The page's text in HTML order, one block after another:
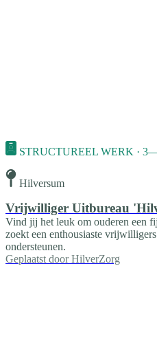
STRUCTUREEL WERK ·
Hilversum
Vrijwilliger Uitbureau
Vind jij het leuk om ouderen een
zoekt een enthousiaste
ondersteunen.
Geplaatst door HilverZorg